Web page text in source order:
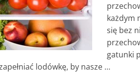
każdym
się bez
gatunki
lodówkę, by nasze …